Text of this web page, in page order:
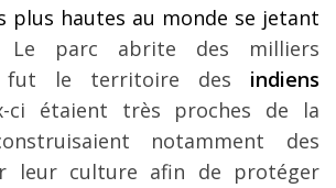
plus hautes au monde se jetant
Le parc abrite des milliers
fut le territoire des indiens
ci étaient très proches de la
notamment des
leur culture afin de protéger